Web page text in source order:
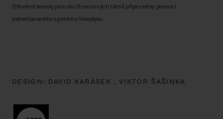
Dřevěné lamely jsou do čtvercových rámů připevněny pomocí
patentovaného systému Woodpix.
DESIGN: DAVID KARÁSEK , VIKTOR ŠAŠINKA